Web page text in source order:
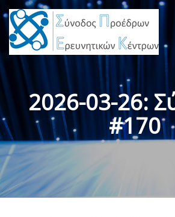
2026-03-26:
#170